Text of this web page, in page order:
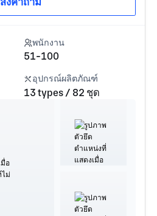
พนักงาน
51-100
อุปกรณ์ผลิตภัณฑ์
13 types / 82 ชุด